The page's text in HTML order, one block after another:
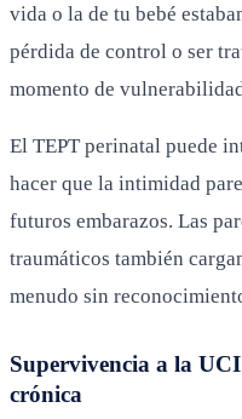
vida o la de tu bebé
pérdida de control o ser
momento de
El TEPT perinatal puede
hacer que la intimidad
futuros embarazos. Las
traumáticos también
menudo sin
Supervivencia a la
crónica